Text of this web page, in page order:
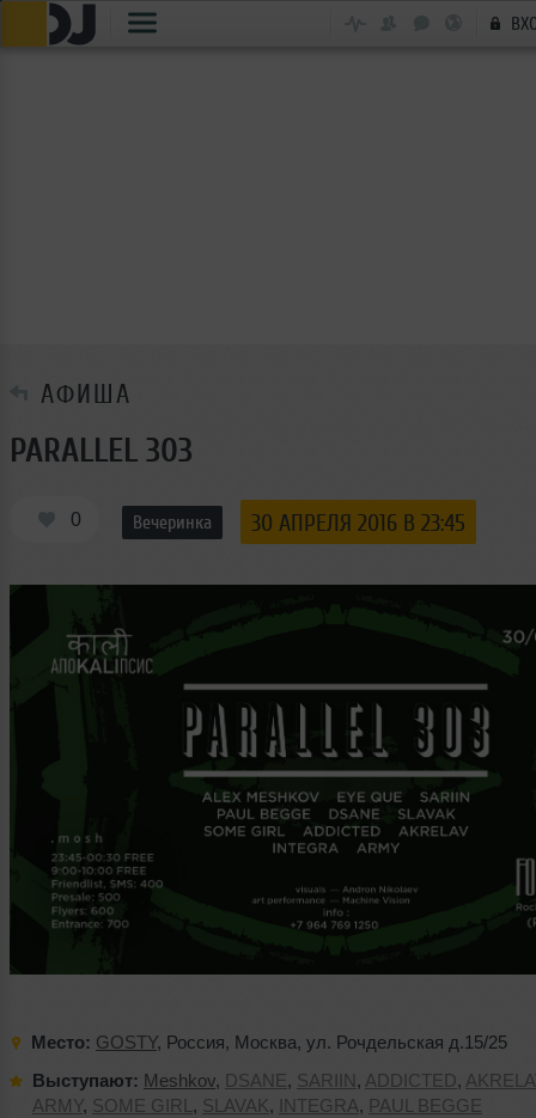
АФИША
PARALLEL 303
0 Вечеринка 30 АПРЕЛЯ 2016 В 23:45
Место: GOSTY, Россия, Москва, ул. Рочдельская д.15/25
Выступают: Meshkov, DSANE, SARIIN, ADDICTED,
ARMY, SOME GIRL , SLAVAK, INTEGRA, PAUL BEGGE